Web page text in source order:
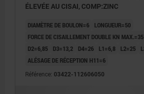
ÉLEVÉE AU CISAI, COMP:ZINC
DIAMÈTRE DE BOULON=6
LONGUEUR=50
FORCE DE CISAILLEMENT DOUBLE KN MAX.=35
D2=6,85
D3=13,2 D4=26 L1=6,8 L2=25
ALÉSAGE DE RÉCEPTION H11=6
Référence: 03422-112606050